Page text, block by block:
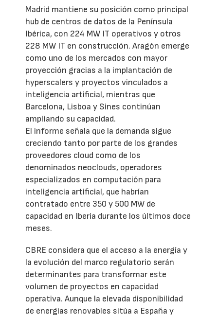
Madrid mantiene su posición como principal
hub de centros de datos de la Península
Ibérica, con 224 MW IT operativos y otros
228 MW IT en construcción. Aragón emerge
como uno de los mercados con mayor
proyección gracias a la implantación de
hyperscalers y proyectos vinculados a
inteligencia artificial, mientras que
Barcelona, Lisboa y Sines continúan
ampliando su capacidad.
El informe señala que la demanda sigue
creciendo tanto por parte de los grandes
proveedores cloud como de los
denominados neoclouds, operadores
especializados en computación para
inteligencia artificial, que habrían
contratado entre 350 y 500 MW de
capacidad en Iberia durante los últimos doce
meses.
CBRE considera que el acceso a la energía y
la evolución del marco regulatorio serán
determinantes para transformar este
volumen de proyectos en capacidad
operativa. Aunque la elevada disponibilidad
de energías renovables sitúa a España y